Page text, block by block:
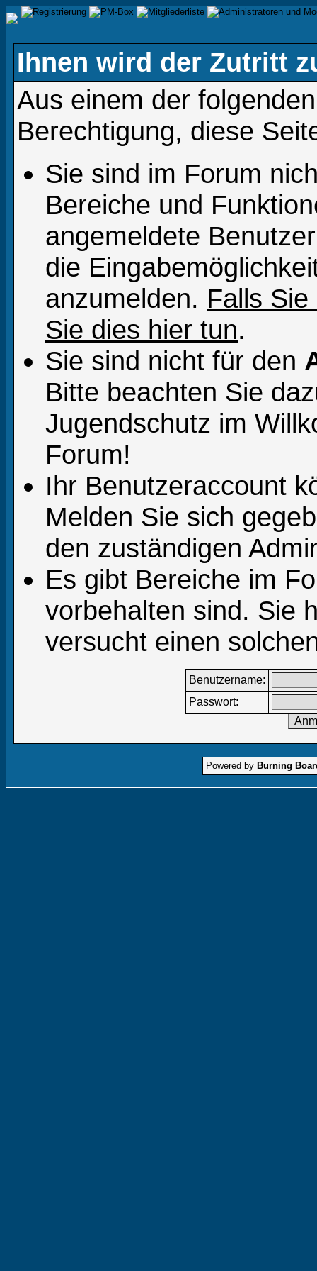
Ihnen wird der Zutritt
Aus einem der
Berechtigung, diese
Sie sind im Forum
Bereiche und
angemeldete
die
anzumelden. Falls
Sie dies hier tun.
Sie sind nicht für den
Bitte beachten Sie
Jugendschutz im
Forum!
Ihr Benutzeraccount
Melden Sie sich
den zuständigen
Es gibt Bereiche im
vorbehalten sind. Sie
versucht einen
Benutzername:
Passwort:
Powered by Burning